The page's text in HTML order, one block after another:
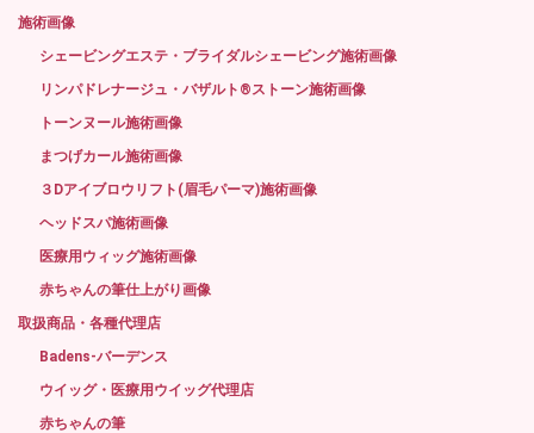
施術画像
シェービングエステ・ブライダルシェービング施術画像
リンパドレナージュ・バザルト®ストーン施術画像
トーンヌール施術画像
まつげカール施術画像
３Dアイブロウリフト(眉毛パーマ)施術画像
ヘッドスパ施術画像
医療用ウィッグ施術画像
赤ちゃんの筆仕上がり画像
取扱商品・各種代理店
Badens-バーデンス
ウイッグ・医療用ウイッグ代理店
赤ちゃんの筆